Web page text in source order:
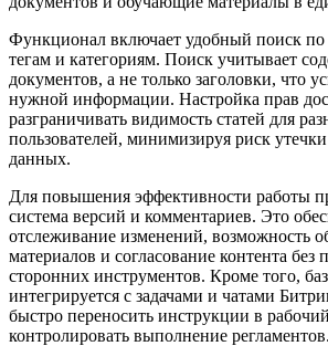
Функционал включает удобный поиск
тегам и категориям. Поиск учитывает
документов, а не только заголовки, что
нужной информации. Настройка прав
разграничивать видимость статей для
пользователей, минимизируя риск
данных.
Для повышения эффективности работы
система версий и комментариев. Это
отслеживание изменений, возможность
материалов и согласование контента без
сторонних инструментов. Кроме того,
интегрируется с задачами и чатами
быстро переносить инструкции в
контролировать выполнение регламентов.